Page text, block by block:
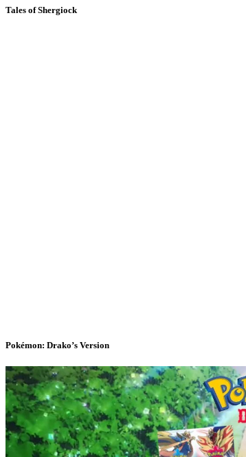
Tales of Shergiock
Pokémon: Drako’s Version